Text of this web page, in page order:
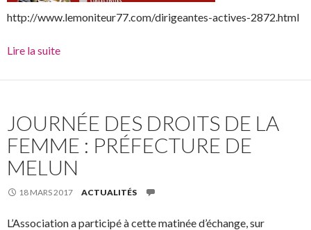
http://www.lemoniteur77.com/dirigeantes-actives-2872.html
Lire la suite
JOURNÉE DES DROITS DE LA
FEMME : PRÉFECTURE DE
MELUN
18 MARS 2017 ACTUALITÉS
L’Association a participé à cette matinée d’échange, sur